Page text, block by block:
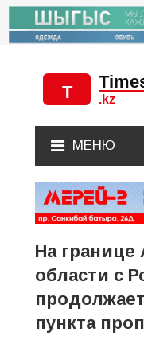
МЕНЮ
На
области с
пункта